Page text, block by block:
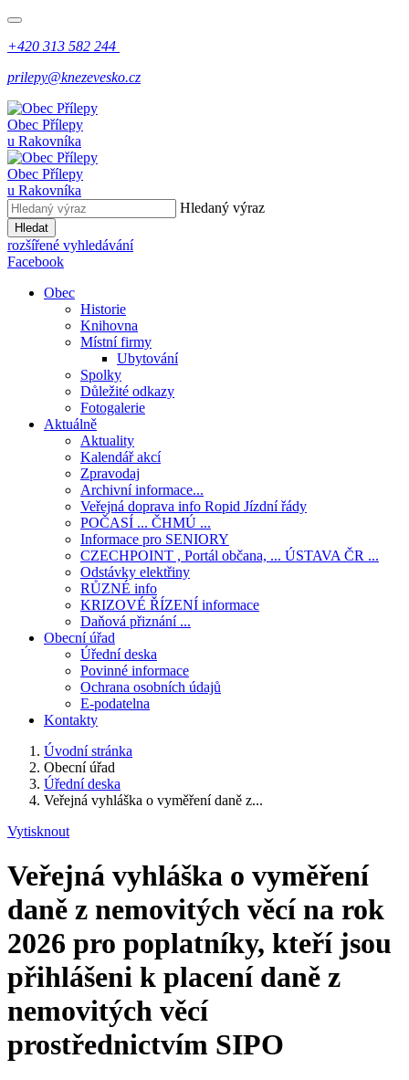
+420 313 582 244
prilepy@knezevesko.cz
Obec Přílepy
u Rakovníka
Obec Přílepy
u Rakovníka
Hledaný výraz
Hledat
rozšířené vyhledávání
Facebook
Obec
Historie
Knihovna
Místní firmy
Ubytování
Spolky
Důležité odkazy
Fotogalerie
Aktuálně
Aktuality
Kalendář akcí
Zpravodaj
Archivní informace...
Veřejná doprava info Ropid Jízdní řády
POČASÍ ... ČHMÚ ...
Informace pro SENIORY
CZECHPOINT , Portál občana, ... ÚSTAVA ČR ...
Odstávky elektřiny
RŮZNÉ info
KRIZOVÉ ŘÍZENÍ informace
Daňová přiznání ...
Obecní úřad
Úřední deska
Povinné informace
Ochrana osobních údajů
E-podatelna
Kontakty
Úvodní stránka
Obecní úřad
Úřední deska
Veřejná vyhláška o vyměření daně z...
Vytisknout
Veřejná vyhláška o vyměření
daně z nemovitých věcí na rok
2026 pro poplatníky, kteří jsou
přihlášeni k placení daně z
nemovitých věcí
prostřednictvím SIPO